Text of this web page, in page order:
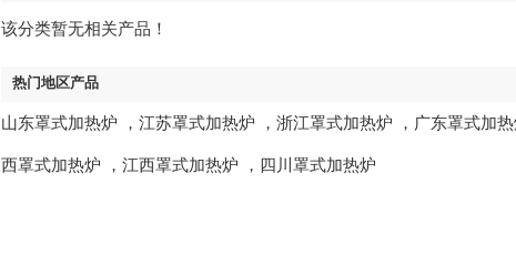
该分类暂无相关产品！
热门地区产品
山东罩式加热炉 ， 江苏罩式加热炉 ， 浙江罩式加热炉 ， 广东罩式加
西罩式加热炉 ， 江西罩式加热炉 ， 四川罩式加热炉